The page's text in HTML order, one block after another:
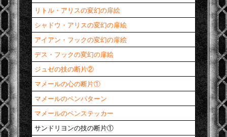
リトル・アリスの変幻の扉絵
シャドウ・アリスの変幻の扉絵
アイアン・フックの変幻の扉絵
デス・フックの変幻の扉絵
ジュゼの技の断片②
マメールの心の断片①
マメールのペンパターン
マメールのペンステッカー
サンドリヨンの技の断片①